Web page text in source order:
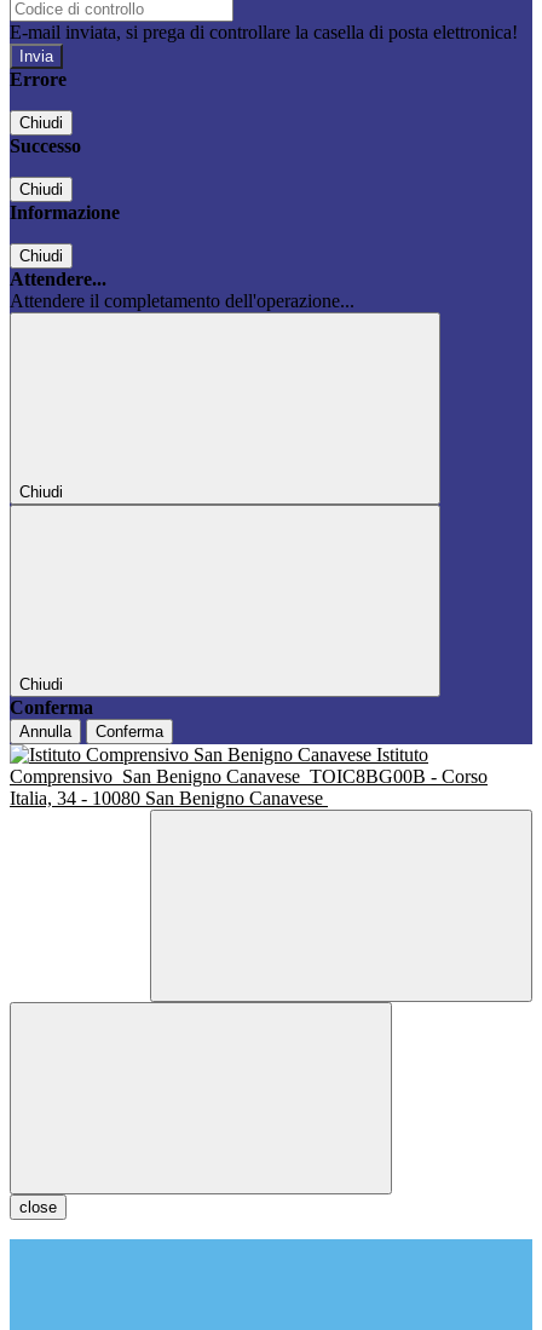
E-mail inviata, si prega di controllare la casella di posta elettronica!
Errore
Chiudi
Successo
Chiudi
Informazione
Chiudi
Attendere...
Attendere il completamento dell'operazione...
Chiudi
Chiudi
Conferma
Annulla Conferma
Istituto
Comprensivo San Benigno Canavese TOIC8BG00B - Corso
Italia, 34 - 10080 San Benigno Canavese
close